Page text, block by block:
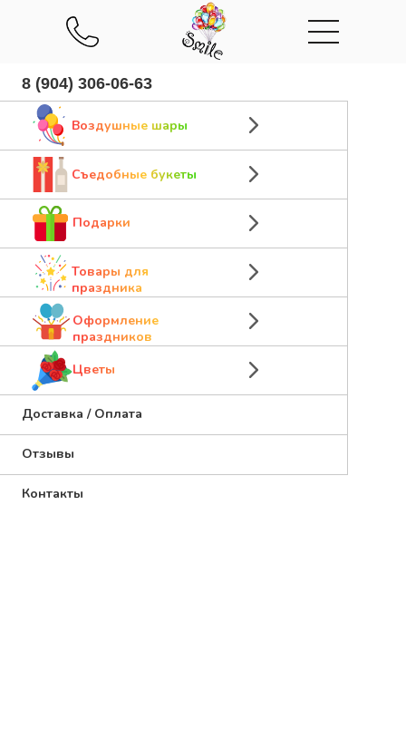
Съедобные букеты
Воздушные шары
Товары для
праздника
Подарки
Оформление
праздников
Цветы
Доставка / Оплата
Отзывы
Контакты
8 (904) 306-06-63